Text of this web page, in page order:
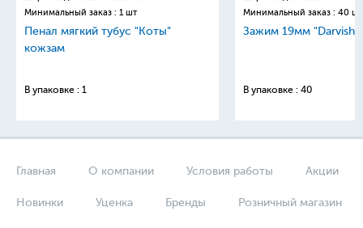
Минимальный заказ : 1 шт
Пенал мягкий тубус "Коты"
кожзам
В упаковке : 1
Минимальный заказ : 40 шт
Зажим 19мм "Darvish"
В упаковке : 40
Главная О компании Условия работы Акции
Новинки Уценка Бренды Розничный магазин